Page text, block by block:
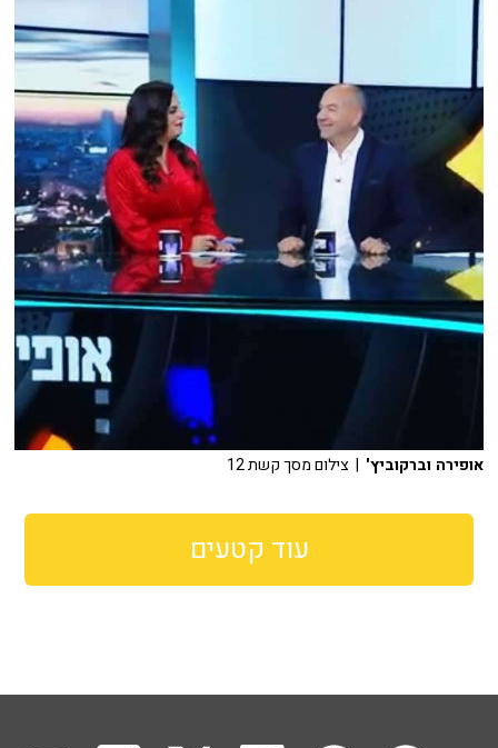
אופירה וברקוביץ' | צילום מסך קשת 12
עוד קטעים